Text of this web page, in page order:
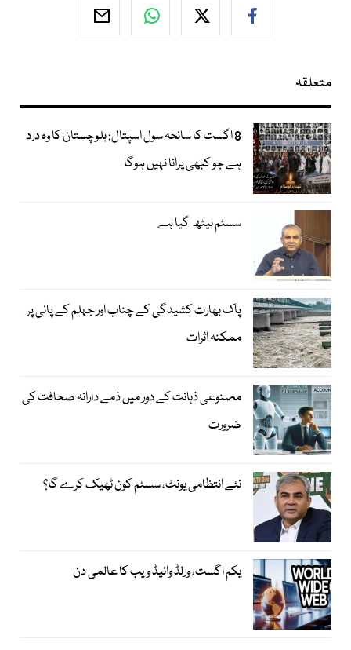
متعلقہ
8 اگست کا سانحہ سول اسپتال: بلوچستان کا وہ درد
ہے جو کبھی پرانا نہیں ہوگا
سسٹم بیٹھ گیا ہے
پاک بھارت کشیدگی کے چناب اور جہلم کے پانی پر
ممکنہ اثرات
مصنوعی ذہانت کے دور میں ذمے دارانہ صحافت کی
ضرورت
نئے انتظامی یونٹ، سسٹم کون ٹھیک کرے گا؟
یکم اگست، ورلڈ وائیڈ ویب کا عالمی دن